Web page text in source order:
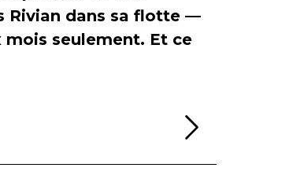
Rivian dans sa flotte —
mois seulement. Et ce